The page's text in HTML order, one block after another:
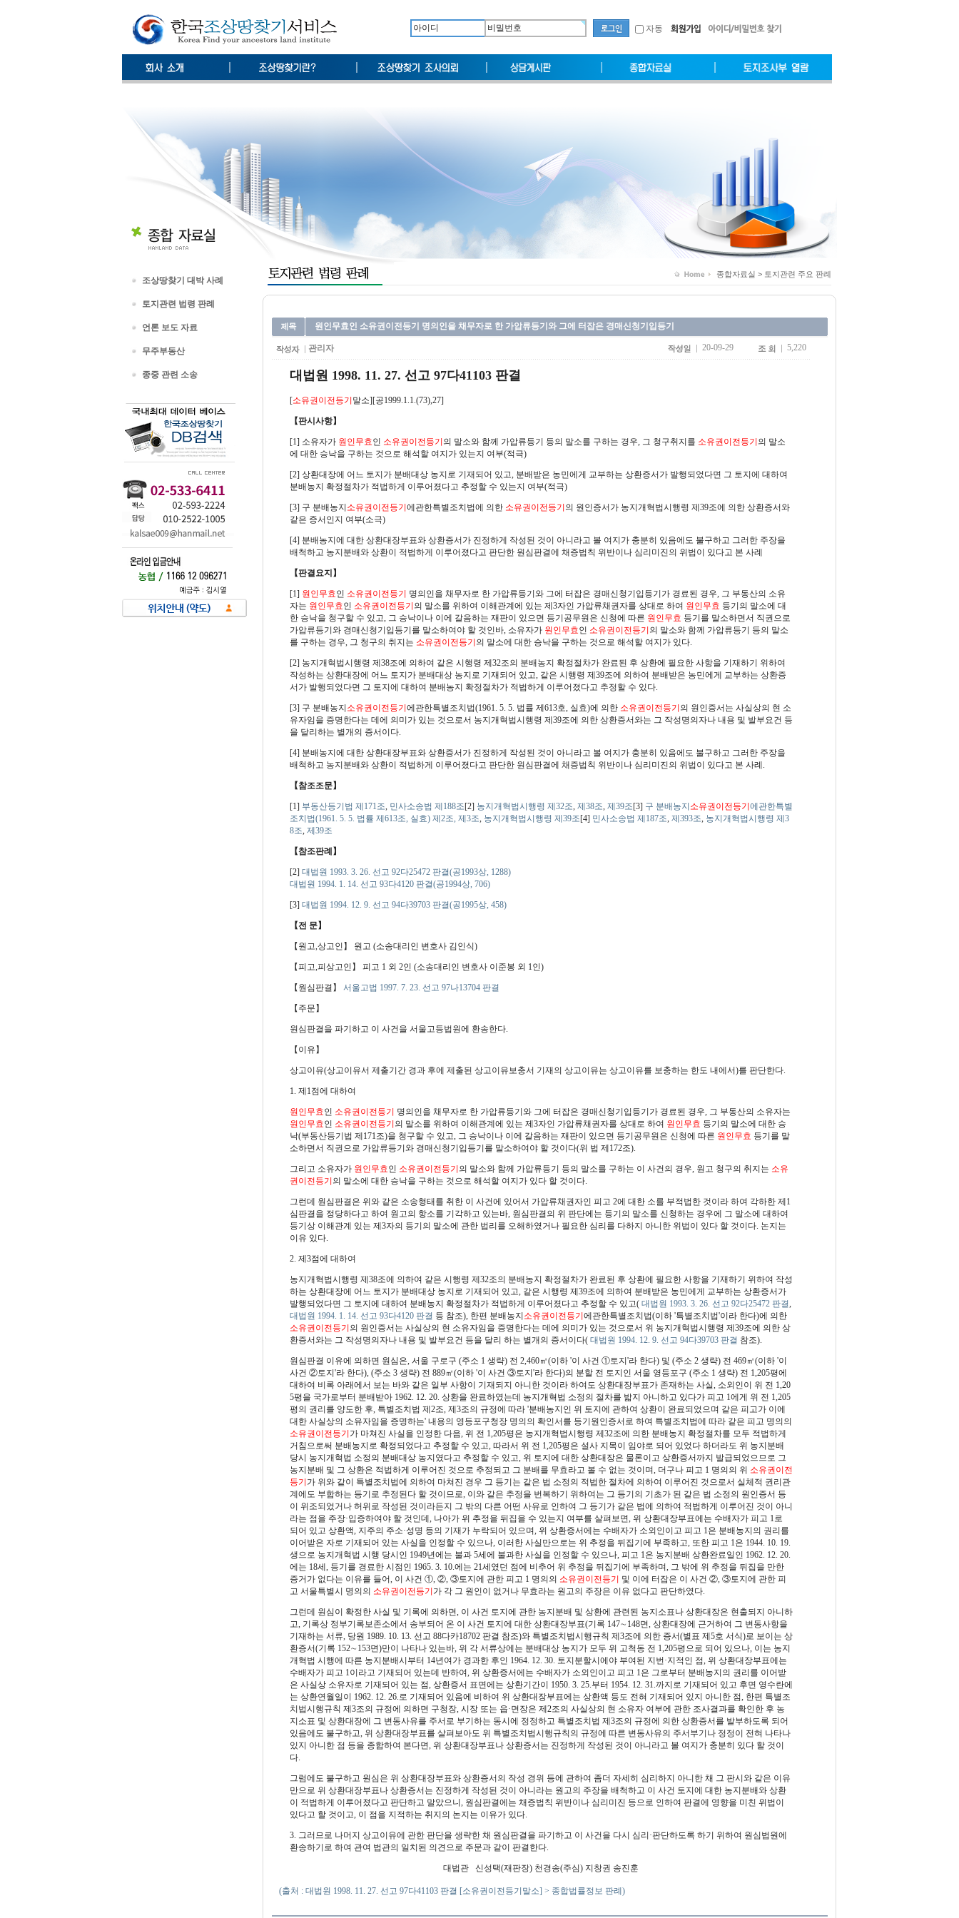
자동
조상땅찾기 대박 사례
토지관련 법령 판례
언론 보도 자료
무주부동산
종중 관련 소송
종합자료실 > 토지관련 주요 판례
원인무효인 소유권이전등기 명의인을 채무자로 한 가압류등기와 그에 터잡은 경매신청기입등기
관리자 20-09-29 5,220
대법원 1998. 11. 27. 선고 97다41103 판결
[소유권이전등기 말소][공1999.1.1.(73),27]
【판시사항】
[1] 소유자가 원인무효인 소유권이전등기 의 말소와 함께 가압류등기 등의 말소를 구하는 경우, 그 청구취지를 소유권이전등기 의 말소
에 대한 승낙을 구하는 것으로 해석할 여지가 있는지 여부(적극)
[2] 상환대장에 어느 토지가 분배대상 농지로 기재되어 있고, 분배받은 농민에게 교부하는 상환증서가 발행되었다면 그 토지에 대하여
분배농지 확정절차가 적법하게 이루어졌다고 추정할 수 있는지 여부(적극)
[3] 구 분배농지 소유권이전등기 에관한특별조치법에 의한 소유권이전등기 의 원인증서가 농지개혁법시행령 제39조에 의한 상환증서와
같은 증서인지 여부(소극)
[4] 분배농지에 대한 상환대장부표와 상환증서가 진정하게 작성된 것이 아니라고 볼 여지가 충분히 있음에도 불구하고 그러한 주장을
배척하고 농지분배와 상환이 적법하게 이루어졌다고 판단한 원심판결에 채증법칙 위반이나 심리미진의 위법이 있다고 본 사례
【판결요지】
[1] 원인무효인 소유권이전등기
명의인을 채무자로 한 가압류등기와 그에 터잡은 경매신청기입등기가 경료된 경우, 그 부동산의 소유
자는 원인무효인 소유권이전등기 의 말소를 위하여 이해관계에 있는 제3자인 가압류채권자를 상대로 하여 원인무효 등기의 말소에 대
한 승낙을 청구할 수 있고, 그 승낙이나 이에 갈음하는 재판이 있으면 등기공무원은 신청에 따른 원인무효 등기를 말소하면서 직권으로
가압류등기와 경매신청기입등기를 말소하여야 할 것인바, 소유자가 원인무효인 소유권이전등기 의 말소와 함께 가압류등기 등의 말소
를 구하는 경우, 그 청구의 취지는 소유권이전등기 의 말소에 대한 승낙을 구하는 것으로 해석할 여지가 있다.
[2] 농지개혁법시행령 제38조에 의하여 같은 시행령 제32조의 분배농지 확정절차가 완료된 후 상환에 필요한 사항을 기재하기 위하여
작성하는 상환대장에 어느 토지가 분배대상 농지로 기재되어 있고, 같은 시행령 제39조에 의하여 분배받은 농민에게 교부하는 상환증
서가 발행되었다면 그 토지에 대하여 분배농지 확정절차가 적법하게 이루어졌다고 추정할 수 있다.
[3] 구 분배농지 소유권이전등기 에관한특별조치법(1961. 5. 5. 법률 제613호, 실효)에 의한 소유권이전등기 의 원인증서는 사실상의 현 소
유자임을 증명한다는 데에 의미가 있는 것으로서 농지개혁법시행령 제39조에 의한 상환증서와는 그 작성명의자나 내용 및 발부요건 등
을 달리하는 별개의 증서이다.
[4] 분배농지에 대한 상환대장부표와 상환증서가 진정하게 작성된 것이 아니라고 볼 여지가 충분히 있음에도 불구하고 그러한 주장을
배척하고 농지분배와 상환이 적법하게 이루어졌다고 판단한 원심판결에 채증법칙 위반이나 심리미진의 위법이 있다고 본 사례.
【참조조문】
[1] 부동산등기법 제171조, 민사소송법 제188조[2] 농지개혁법시행령 제32조, 제38조, 제39조[3] 구 분배농지 소유권이전등기 에관한특별
조치법(1961. 5. 5. 법률 제613조, 실효) 제2조, 제3조, 농지개혁법시행령 제39조[4] 민사소송법 제187조, 제393조, 농지개혁법시행령 제3
8조, 제39조
【참조판례】
[2] 대법원 1993. 3. 26. 선고 92다25472 판결(공1993상, 1288)
대법원 1994. 1. 14. 선고 93다4120 판결(공1994상, 706)
[3] 대법원 1994. 12. 9. 선고 94다39703 판결(공1995상, 458)
【전 문】
【원고,상고인】 원고 (소송대리인 변호사 김인식)
【피고,피상고인】 피고 1 외 2인 (소송대리인 변호사 이준봉 외 1인)
【원심판결】 서울고법 1997. 7. 23. 선고 97나13704 판결
【주문】
원심판결을 파기하고 이 사건을 서울고등법원에 환송한다.
【이유】
상고이유(상고이유서 제출기간 경과 후에 제출된 상고이유보충서 기재의 상고이유는 상고이유를 보충하는 한도 내에서)를 판단한다.
1. 제1점에 대하여
원인무효인 소유권이전등기
명의인을 채무자로 한 가압류등기와 그에 터잡은 경매신청기입등기가 경료된 경우, 그 부동산의 소유자는
원인무효인 소유권이전등기 의 말소를 위하여 이해관계에 있는 제3자인 가압류채권자를 상대로 하여 원인무효 등기의 말소에 대한 승
낙(부동산등기법 제171조)을 청구할 수 있고, 그 승낙이나 이에 갈음하는 재판이 있으면 등기공무원은 신청에 따른 원인무효 등기를 말
소하면서 직권으로 가압류등기와 경매신청기입등기를 말소하여야 할 것이다(위 법 제172조).
그리고 소유자가 원인무효인 소유권이전등기 의 말소와 함께 가압류등기 등의 말소를 구하는 이 사건의 경우, 원고 청구의 취지는 소유
권이전등기 의 말소에 대한 승낙을 구하는 것으로 해석할 여지가 있다 할 것이다.
그런데 원심판결은 위와 같은 소송형태를 취한 이 사건에 있어서 가압류채권자인 피고 2에 대한 소를 부적법한 것이라 하여 각하한 제1
심판결을 정당하다고 하여 원고의 항소를 기각하고 있는바, 원심판결의 위 판단에는 등기의 말소를 신청하는 경우에 그 말소에 대하여
등기상 이해관계 있는 제3자의 등기의 말소에 관한 법리를 오해하였거나 필요한 심리를 다하지 아니한 위법이 있다 할 것이다. 논지는
이유 있다.
2. 제3점에 대하여
농지개혁법시행령 제38조에 의하여 같은 시행령 제32조의 분배농지 확정절차가 완료된 후 상환에 필요한 사항을 기재하기 위하여 작성
하는 상환대장에 어느 토지가 분배대상 농지로 기재되어 있고, 같은 시행령 제39조에 의하여 분배받은 농민에게 교부하는 상환증서가
발행되었다면 그 토지에 대하여 분배농지 확정절차가 적법하게 이루어졌다고 추정할 수 있고( 대법원 1993. 3. 26. 선고 92다25472 판결,
대법원 1994. 1. 14. 선고 93다4120 판결 등 참조), 한편 분배농지 소유권이전등기 에관한특별조치법(이하 '특별조치법'이라 한다)에 의한
소유권이전등기 의 원인증서는 사실상의 현 소유자임을 증명한다는 데에 의미가 있는 것으로서 위 농지개혁법시행령 제39조에 의한 상
환증서와는 그 작성명의자나 내용 및 발부요건 등을 달리 하는 별개의 증서이다( 대법원 1994. 12. 9. 선고 94다39703 판결 참조).
원심판결 이유에 의하면 원심은, 서울 구로구 (주소 1 생략) 전 2,460㎡(이하 '이 사건 ①토지'라 한다) 및 (주소 2 생략) 전 469㎡(이하 '이
사건 ②토지'라 한다), (주소 3 생략) 전 889㎡(이하 '이 사건 ③토지'라 한다)의 분할 전 토지인 서울 영등포구 (주소 1 생략) 전 1,205평에
대하여 비록 아래에서 보는 바와 같은 일부 사항이 기재되지 아니한 것이라 하여도 상환대장부표가 존재하는 사실, 소외인이 위 전 1,20
5평을 국가로부터 분배받아 1962. 12. 20. 상환을 완료하였는데 농지개혁법 소정의 절차를 밟지 아니하고 있다가 피고 1에게 위 전 1,205
평의 권리를 양도한 후, 특별조치법 제2조, 제3조의 규정에 따라 '분배농지인 위 토지에 관하여 상환이 완료되었으며 같은 피고가 이에
대한 사실상의 소유자임을 증명하는' 내용의 영등포구청장 명의의 확인서를 등기원인증서로 하여 특별조치법에 따라 같은 피고 명의의
소유권이전등기 가 마쳐진 사실을 인정한 다음, 위 전 1,205평은 농지개혁법시행령 제32조에 의한 분배농지 확정절차를 모두 적법하게
거침으로써 분배농지로 확정되었다고 추정할 수 있고, 따라서 위 전 1,205평은 설사 지목이 임야로 되어 있었다 하더라도 위 농지분배
당시 농지개혁법 소정의 분배대상 농지였다고 추정할 수 있고, 위 토지에 대한 상환대장은 물론이고 상환증서까지 발급되었으므로 그
농지분배 및 그 상환은 적법하게 이루어진 것으로 추정되고 그 분배를 무효라고 볼 수 없는 것이며, 더구나 피고 1 명의의 위 소유권이전
등기 가 위와 같이 특별조치법에 의하여 마쳐진 경우 그 등기는 같은 법 소정의 적법한 절차에 의하여 이루어진 것으로서 실체적 권리관
계에도 부합하는 등기로 추정된다 할 것이므로, 이와 같은 추정을 번복하기 위하여는 그 등기의 기초가 된 같은 법 소정의 원인증서 등
이 위조되었거나 허위로 작성된 것이라든지 그 밖의 다른 어떤 사유로 인하여 그 등기가 같은 법에 의하여 적법하게 이루어진 것이 아니
라는 점을 주장·입증하여야 할 것인데, 나아가 위 추정을 뒤집을 수 있는지 여부를 살펴보면, 위 상환대장부표에는 수배자가 피고 1로
되어 있고 상환액, 지주의 주소·성명 등의 기재가 누락되어 있으며, 위 상환증서에는 수배자가 소외인이고 피고 1은 분배농지의 권리를
이어받은 자로 기재되어 있는 사실을 인정할 수 있으나, 이러한 사실만으로는 위 추정을 뒤집기에 부족하고, 또한 피고 1은 1944. 10. 19.
생으로 농지개혁법 시행 당시인 1949년에는 불과 5세에 불과한 사실을 인정할 수 있으나, 피고 1은 농지분배 상환완료일인 1962. 12. 20.
에는 18세, 등기를 경료한 시점인 1965. 3. 10.에는 21세였던 점에 비추어 위 추정을 뒤집기에 부족하며, 그 밖에 위 추정을 뒤집을 만한
증거가 없다는 이유를 들어, 이 사건 ①, ②, ③토지에 관한 피고 1 명의의 소유권이전등기
및 이에 터잡은 이 사건 ②, ③토지에 관한 피
고 서울특별시 명의의 소유권이전등기 가 각 그 원인이 없거나 무효라는 원고의 주장은 이유 없다고 판단하였다.
그런데 원심이 확정한 사실 및 기록에 의하면, 이 사건 토지에 관한 농지분배 및 상환에 관련된 농지소표나 상환대장은 현출되지 아니하
고, 기록상 정부기록보존소에서 송부되어 온 이 사건 토지에 대한 상환대장부표(기록 147∼148면, 상환대장에 근거하여 그 변동사항을
기재하는 서류, 당원 1989. 10. 13. 선고 88다카18702 판결 참조)와 특별조치법시행규칙 제3조에 의한 증서(별표 제5호 서식)로 보이는 상
환증서(기록 152∼153면)만이 나타나 있는바, 위 각 서류상에는 분배대상 농지가 모두 위 고척동 전 1,205평으로 되어 있으나, 이는 농지
개혁법 시행에 따른 농지분배시부터 14년여가 경과한 후인 1964. 12. 30. 토지분할시에야 부여된 지번·지적인 점, 위 상환대장부표에는
수배자가 피고 1이라고 기재되어 있는데 반하여, 위 상환증서에는 수배자가 소외인이고 피고 1은 그로부터 분배농지의 권리를 이어받
은 사실상 소유자로 기재되어 있는 점, 상환증서 표면에는 상환기간이 1950. 3. 25.부터 1954. 12. 31.까지로 기재되어 있고 후면 영수란에
는 상환연월일이 1962. 12. 26.로 기재되어 있음에 비하여 위 상환대장부표에는 상환액 등도 전혀 기재되어 있지 아니한 점, 한편 특별조
치법시행규칙 제3조의 규정에 의하면 구청장, 시장 또는 읍·면장은 제2조의 사실상의 현 소유자 여부에 관한 조사결과를 확인한 후 농
지소표 및 상환대장에 그 변동사유를 주서로 부기하는 동시에 정정하고 특별조치법 제3조의 규정에 의한 상환증서를 발부하도록 되어
있음에도 불구하고, 위 상환대장부표를 살펴보아도 위 특별조치법시행규칙의 규정에 따른 변동사유의 주서부기나 정정이 전혀 나타나
있지 아니한 점 등을 종합하여 본다면, 위 상환대장부표나 상환증서는 진정하게 작성된 것이 아니라고 볼 여지가 충분히 있다 할 것이
다.
그럼에도 불구하고 원심은 위 상환대장부표와 상환증서의 작성 경위 등에 관하여 좀더 자세히 심리하지 아니한 채 그 판시와 같은 이유
만으로 위 상환대장부표나 상환증서는 진정하게 작성된 것이 아니라는 원고의 주장을 배척하고 이 사건 토지에 대한 농지분배와 상환
이 적법하게 이루어졌다고 판단하고 말았으니, 원심판결에는 채증법칙 위반이나 심리미진 등으로 인하여 판결에 영향을 미친 위법이
있다고 할 것이고, 이 점을 지적하는 취지의 논지는 이유가 있다.
3. 그러므로 나머지 상고이유에 관한 판단을 생략한 채 원심판결을 파기하고 이 사건을 다시 심리·판단하도록 하기 위하여 원심법원에
환송하기로 하여 관여 법관의 일치된 의견으로 주문과 같이 판결한다.
대법관 신성택(재판장) 천경송(주심) 지창권 송진훈
(출처 : 대법원 1998. 11. 27. 선고 97다41103 판결 [소유권이전등기말소] > 종합법률정보 판례)